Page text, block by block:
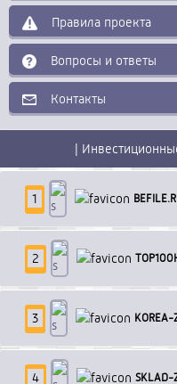
Правила проекта
Вопросы и ответы
Контакты
|
1 BEFILE.R
2 TOP100
3 KOREA-
4 SKLAD-